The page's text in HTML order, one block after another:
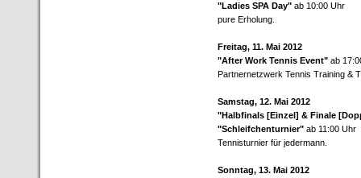
"Ladies SPA Day" ab 10:00 Uhr
pure Erholung.
Freitag, 11. Mai 2012
"After Work Tennis Event" ab
Partnernetzwerk Tennis Training &
Samstag, 12. Mai 2012
"Halbfinals [Einzel] & Finale
"Schleifchenturnier" ab 11:00 Uhr
Tennisturnier für jedermann.
Sonntag, 13. Mai 2012